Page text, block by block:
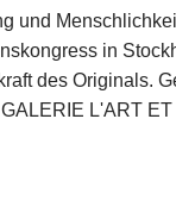
und
in
des Originals.
L'ART